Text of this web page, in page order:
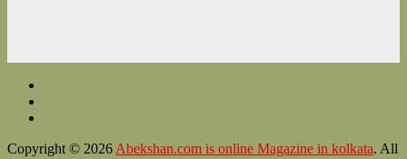
Copyright © 2026 Abekshan.com is online Magazine in kolkata. All